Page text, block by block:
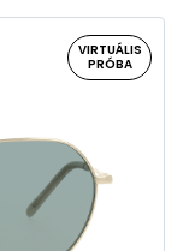
VIRTUÁLIS
PRÓBA